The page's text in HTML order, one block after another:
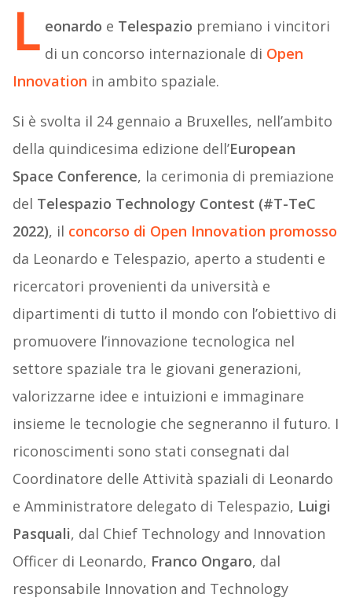
L eonardo e Telespazio premiano i vincitori
di un concorso internazionale di Open
Innovation in ambito spaziale.
Si è svolta il 24 gennaio a Bruxelles, nell’ambito
della quindicesima edizione dell’European
Space Conference, la cerimonia di premiazione
del Telespazio Technology Contest (#T-TeC
2022), il concorso di Open Innovation promosso
da Leonardo e Telespazio, aperto a studenti e
ricercatori provenienti da università e
dipartimenti di tutto il mondo con l’obiettivo di
promuovere l’innovazione tecnologica nel
settore spaziale tra le giovani generazioni,
valorizzarne idee e intuizioni e immaginare
insieme le tecnologie che segneranno il futuro. I
riconoscimenti sono stati consegnati dal
Coordinatore delle Attività spaziali di Leonardo
e Amministratore delegato di Telespazio, Luigi
Pasquali, dal Chief Technology and Innovation
Officer di Leonardo, Franco Ongaro, dal
responsabile Innovation and Technology